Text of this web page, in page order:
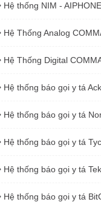
Hệ thống NIM - AIPHONE
Hệ Thống Analog
Hệ Thống Digital
Hệ thống báo gọi y tá
Hệ thống báo gọi y tá
Hệ thống báo gọi y tá
Hệ thống báo gọi y tá
Hệ thống báo gọi y tá